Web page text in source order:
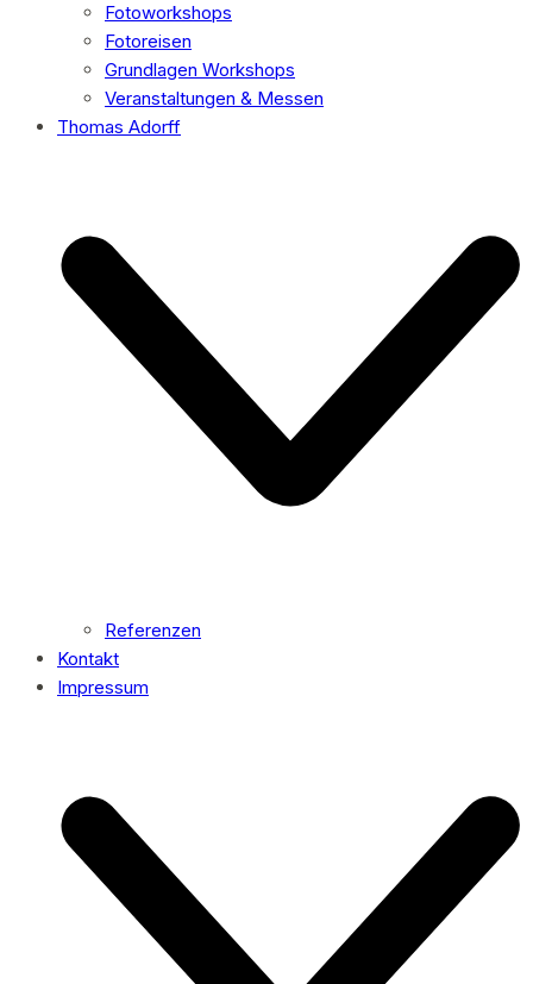
Fotoworkshops
Fotoreisen
Grundlagen Workshops
Veranstaltungen & Messen
Thomas Adorff
Referenzen
Kontakt
Impressum